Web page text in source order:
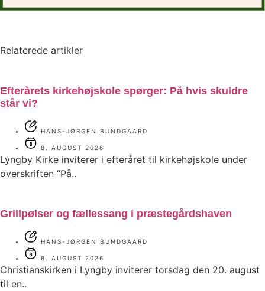
Relaterede artikler
Efterårets kirkehøjskole spørger: På hvis skuldre
står vi?
HANS-JØRGEN BUNDGAARD
8. AUGUST 2026
Lyngby Kirke inviterer i efteråret til kirkehøjskole under
overskriften ”På..
Grillpølser og fællessang i præstegårdshaven
HANS-JØRGEN BUNDGAARD
8. AUGUST 2026
Christianskirken i Lyngby inviterer torsdag den 20. august
til en..